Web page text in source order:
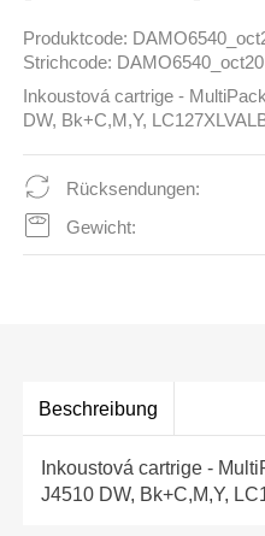
Produktcode:
Strichcode: DAMO6540_oct20
Inkoustová cartrige -
DW, Bk+C,M,Y,
Rücksendungen:
Gewicht:
Beschreibung
Inkoustová cartrige -
J4510 DW, Bk+C,M,Y,